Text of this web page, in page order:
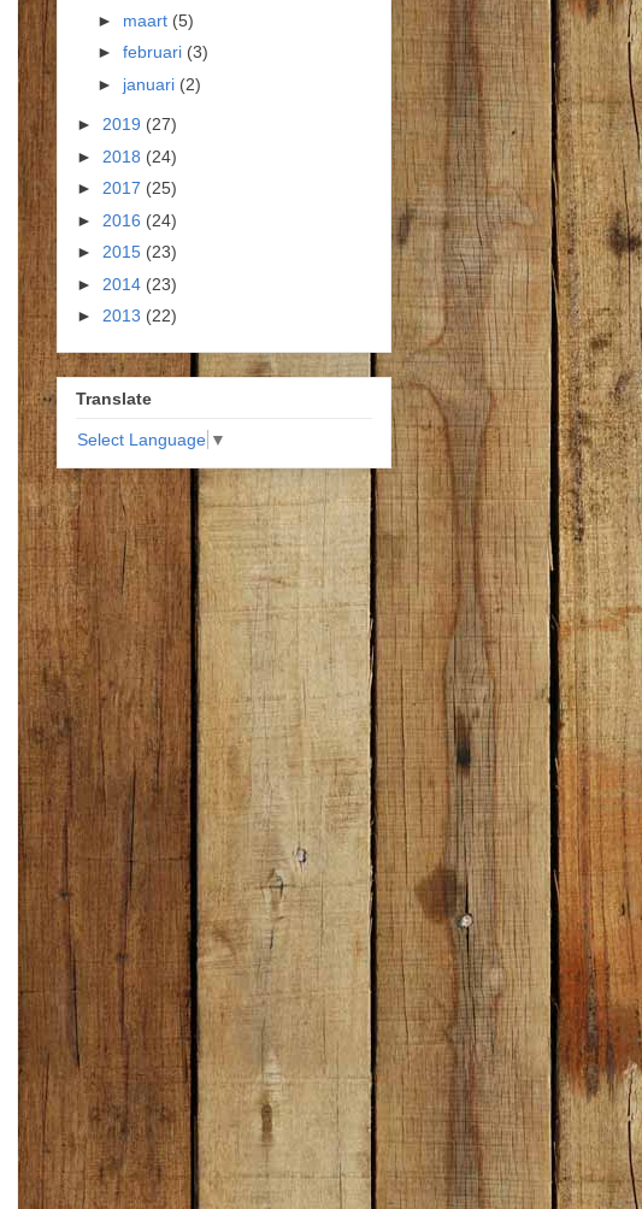
► maart (5)
► februari (3)
► januari (2)
► 2019 (27)
► 2018 (24)
► 2017 (25)
► 2016 (24)
► 2015 (23)
► 2014 (23)
► 2013 (22)
Translate
Select Language ▼